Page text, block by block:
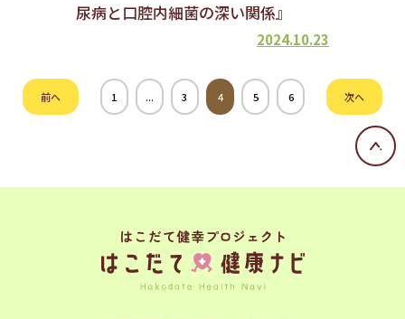
尿病と口腔内細菌の深い関係』
2024.10.23
前へ 1 ... 3 4 5 6 次へ